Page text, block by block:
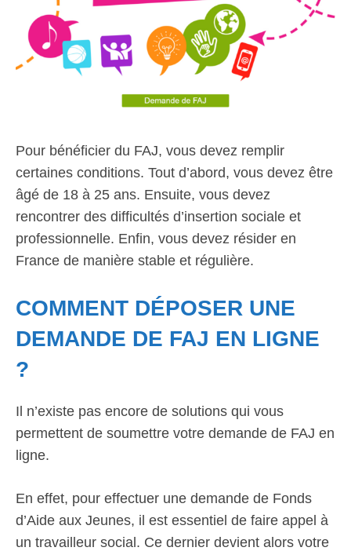
Pour bénéficier du FAJ, vous devez remplir
certaines conditions. Tout d’abord, vous devez être
âgé de 18 à 25 ans. Ensuite, vous devez
rencontrer des difficultés d’insertion sociale et
professionnelle. Enfin, vous devez résider en
France de manière stable et régulière.
COMMENT DÉPOSER UNE
DEMANDE DE FAJ EN LIGNE
?
Il n’existe pas encore de solutions qui vous
permettent de soumettre votre demande de FAJ en
ligne.
En effet, pour effectuer une demande de Fonds
d’Aide aux Jeunes, il est essentiel de faire appel à
un travailleur social. Ce dernier devient alors votre